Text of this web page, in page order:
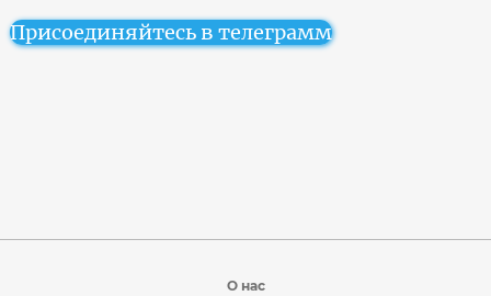
Присоединяйтесь в телеграмм
О нас